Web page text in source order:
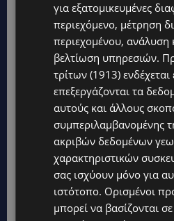
Hot this week
STORIES
ΜΑΡΙΝΟΣ ΚΩΝΣΤΑΝΤΙΝΙΔΗΣ:
ξαναζωντανέψει η
Λευκωσίας-(Βίντεο)
UPDATES
για εξατομικευμένες
περιεχόμενο, μέτρηση
περιεχομένου, ανάλυση
βελτίωση υπηρεσιών.
τρίτων (1913)
επεξεργάζονται τα
αυτούς και άλλους
συμπεριλαμβανομένης
ακριβών δεδομένων
χαρακτηριστικών
σας ισχύουν μόνο για
ιστότοπο. Ορισμένοι
μπορεί να βασίζονται